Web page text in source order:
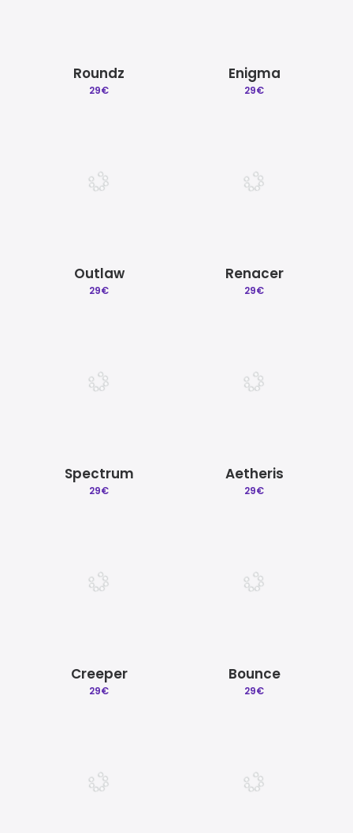
Roundz
29€
Enigma
29€
Outlaw
29€
Renacer
29€
Spectrum
29€
Aetheris
29€
Creeper
29€
Bounce
29€